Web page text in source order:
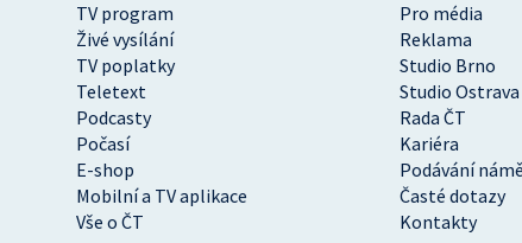
TV program
Pro média
Živé vysílání
Reklama
TV poplatky
Studio Brno
Teletext
Studio Ostrava
Podcasty
Rada ČT
Počasí
Kariéra
E-shop
Podávání
Mobilní a TV aplikace
Časté dotazy
Vše o ČT
Kontakty